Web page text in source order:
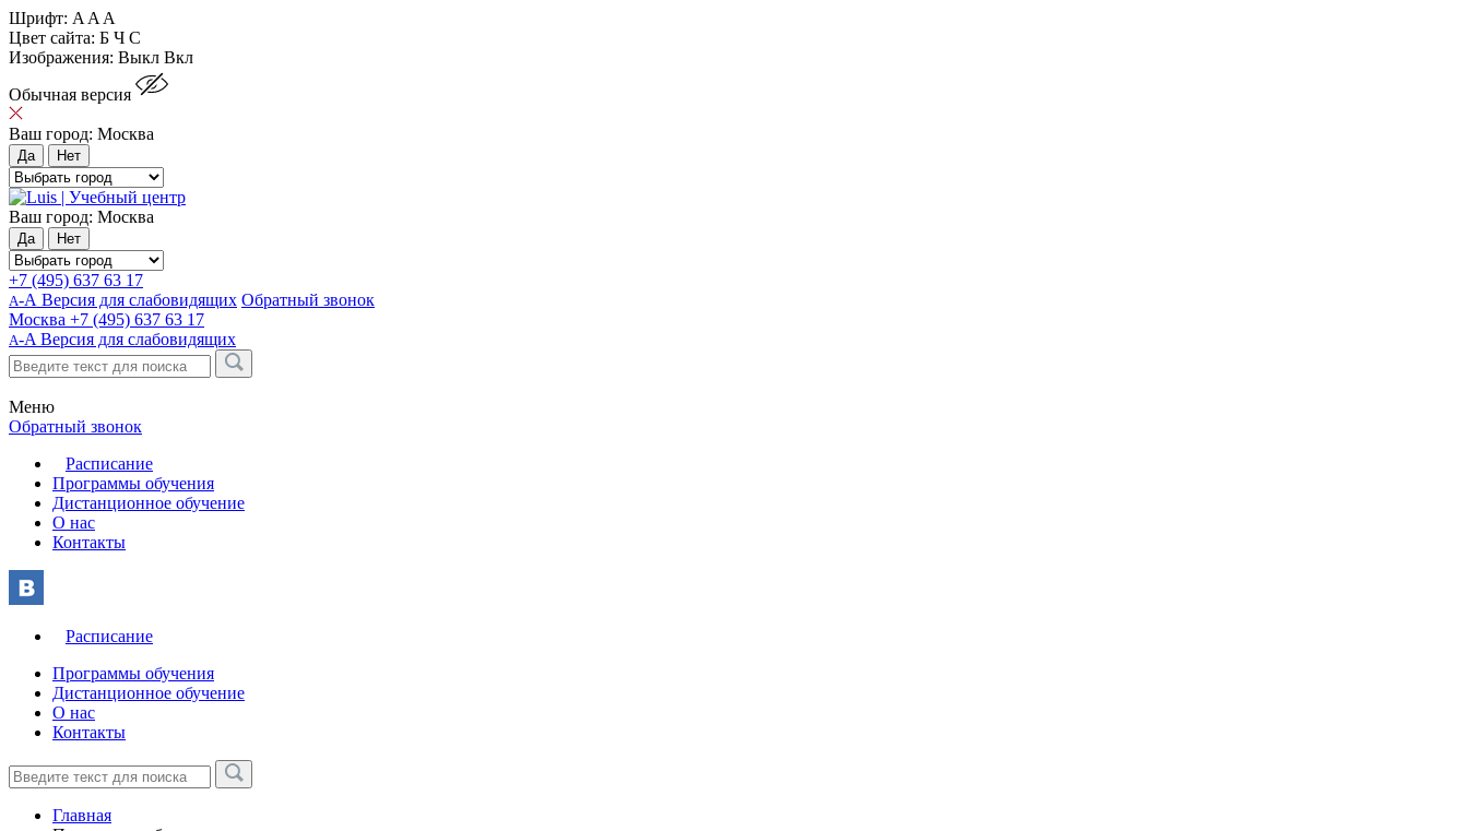
Шрифт: A A A
Цвет сайта: Б Ч С
Изображения: Выкл Вкл
Обычная версия
Ваш город: Москва
Да Нет
Ваш город: Москва
Да Нет
+7 (495) 637 63 17
А-А Версия для слабовидящих Обратный звонок
Москва +7 (495) 637 63 17
A-A Версия для слабовидящих
Меню
Обратный звонок
Расписание
Программы обучения
Дистанционное обучение
О нас
Контакты
Расписание
Программы обучения
Дистанционное обучение
О нас
Контакты
Главная